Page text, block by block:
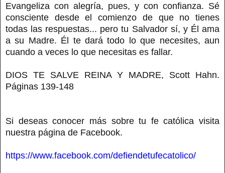
Evangeliza con alegría, pues, y con confianza. Sé
consciente desde el comienzo de que no tienes
todas las respuestas... pero tu Salvador sí, y Él ama
a su Madre. Él te dará todo lo que necesites, aun
cuando a veces lo que necesitas es fallar.
DIOS TE SALVE REINA Y MADRE, Scott Hahn.
Páginas 139-148
Si deseas conocer más sobre tu fe católica visita
nuestra página de Facebook.
https://www.facebook.com/defiendetufecatolico/